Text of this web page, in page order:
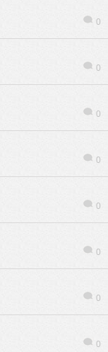
0
0
0
0
0
0
0
0